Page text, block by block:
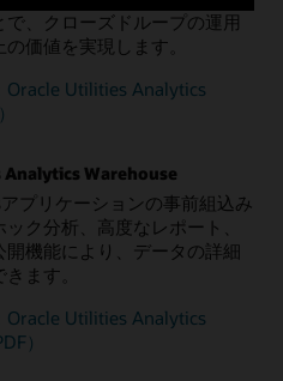
で、クローズドループの運用
の価値を実現します。
Oracle Utilities Analytics
Warehouse
プリケーションの事前組込み
ク分析、高度なレポート、
開機能により、データの詳細
ます。
Oracle Utilities Analytics
）